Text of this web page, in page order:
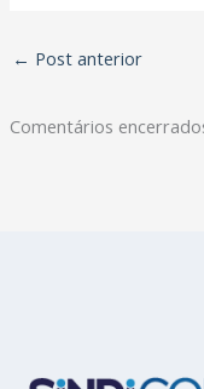
← Post anterior
Comentários